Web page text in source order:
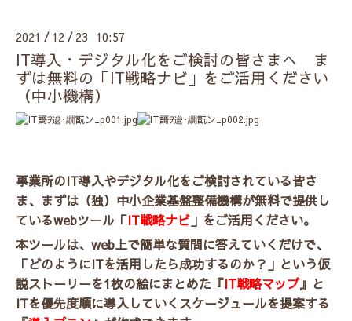
2021 / 12 / 23 10:57
IT導入・デジタル化をご検討の皆さまへ ま
ずは無料の「IT戦略ナビ」をご活用ください
（中小機構）
事業所のIT導入やデジタル化をご検討されている皆さ
ま、まずは（独）中小企業基盤整備機構が無料で提供し
ているwebツール「IT戦略ナビ 」をご活用ください。
本ツールは、web上で簡単な質問に答えていくだけで、
「どのようにITを活用したら成功するのか？」という仮
説ストーリーを1枚の絵にまとめた『IT戦略マップ』と
ITを優先度順に導入していくスケージュールを提案する